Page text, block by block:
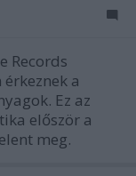
Records
a
Ez az
először a
meg.